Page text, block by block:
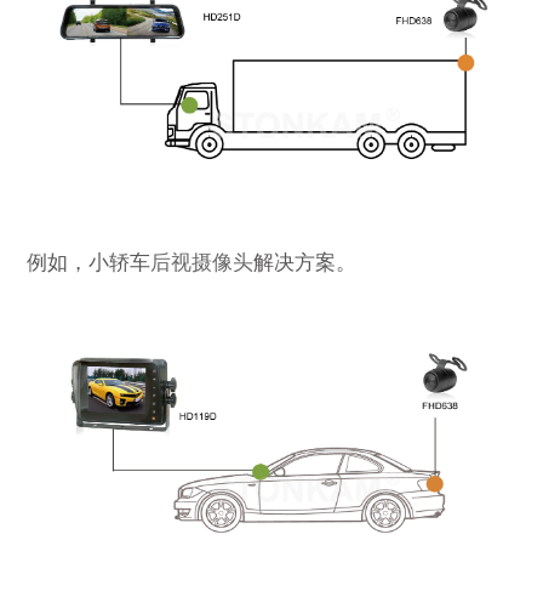
例如，小轿车后视摄像头解决方案。